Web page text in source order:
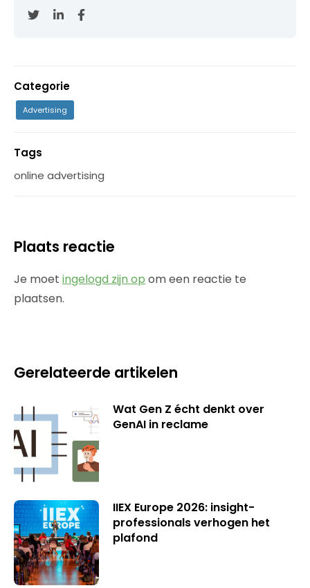
Categorie
Advertising
Tags
online advertising
Plaats reactie
Je moet ingelogd zijn op om een reactie te
plaatsen.
Gerelateerde artikelen
Wat Gen Z écht denkt over
GenAI in reclame
IIEX Europe 2026: insight-
professionals verhogen het
plafond